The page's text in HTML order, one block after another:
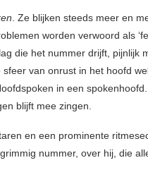
. Ze blijken steeds meer en
worden verwoord als
die het nummer drijft, pijnlijk
sfeer van onrust in het hoofd
in een
blijft mee zingen.
en een prominente
nummer, over hij, die